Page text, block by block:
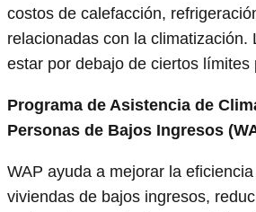
costos de calefacción,
relacionadas con la climatización.
estar por debajo de ciertos límites
Programa de Asistencia de
Personas de Bajos Ingresos
WAP ayuda a mejorar la
viviendas de bajos ingresos,